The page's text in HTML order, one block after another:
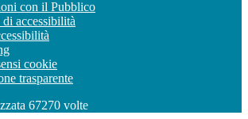
con il Pubblico
accessibilità
cookie
trasparente
67270 volte